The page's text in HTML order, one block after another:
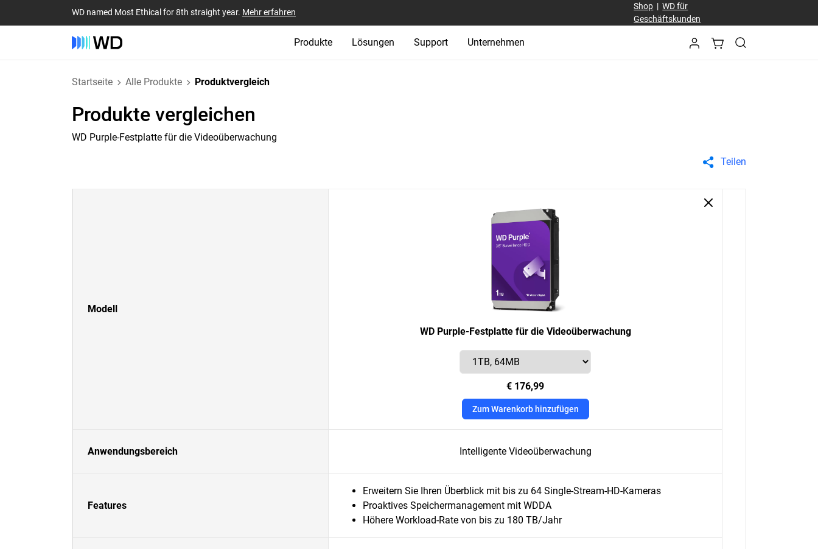
WD named Most Ethical for 8th straight year. Mehr erfahren
Shop |WD für
Geschäftskunden
Produkte Lösungen Support Unternehmen
Startseite Alle Produkte Produktvergleich
Produkte vergleichen
WD Purple-Festplatte für die Videoüberwachung
Teilen
Modell
WD Purple-Festplatte für die Videoüberwachung
€ 176,99
Zum Warenkorb hinzufügen
Anwendungsbereich Intelligente Videoüberwachung
Features
Erweitern Sie Ihren Überblick mit bis zu 64 Single-Stream-HD-Kameras
Proaktives Speichermanagement mit WDDA
Höhere Workload-Rate von bis zu 180 TB/Jahr